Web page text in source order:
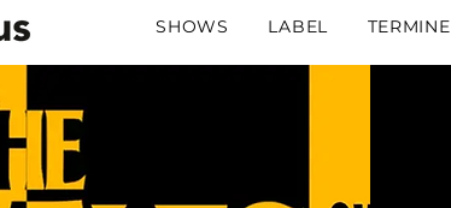
SHOWS LABEL TERMINE